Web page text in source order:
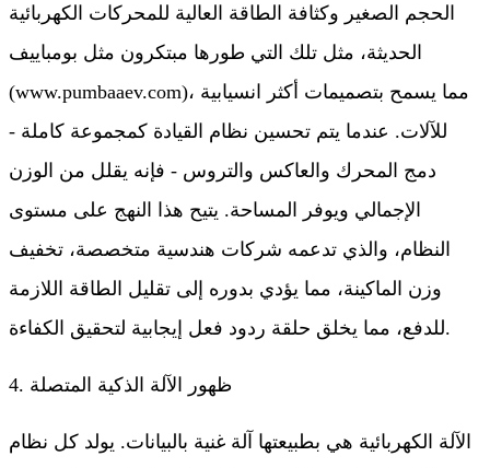
الحجم الصغير وكثافة الطاقة العالية للمحركات الكهربائية
الحديثة، مثل تلك التي طورها مبتكرون مثل بومباييف
(www.pumbaaev.com)​، مما يسمح بتصميمات أكثر انسيابية
للآلات. عندما يتم تحسين نظام القيادة كمجموعة كاملة -
دمج المحرك والعاكس والتروس - فإنه يقلل من الوزن
الإجمالي ويوفر المساحة. يتيح هذا النهج على مستوى
النظام، والذي تدعمه شركات هندسية متخصصة، تخفيف
وزن الماكينة، مما يؤدي بدوره إلى تقليل الطاقة اللازمة
للدفع، مما يخلق حلقة ردود فعل إيجابية لتحقيق الكفاءة.
4. ظهور الآلة الذكية المتصلة
الآلة الكهربائية هي بطبيعتها آلة غنية بالبيانات. يولد كل نظام